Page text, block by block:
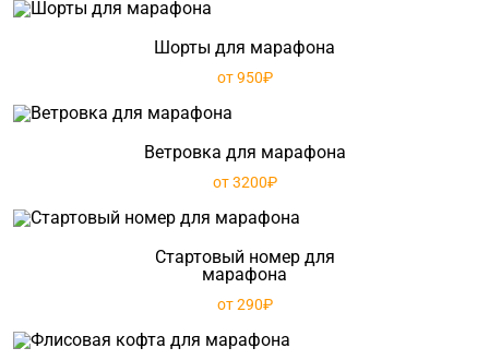
Шорты для марафона
от 950₽
Ветровка для марафона
от 3200₽
Стартовый номер для
марафона
от 290₽